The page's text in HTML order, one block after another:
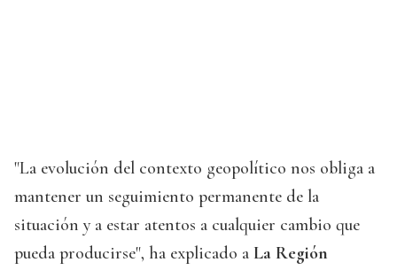
"La evolución del contexto geopolítico nos obliga a
mantener un seguimiento permanente de la
situación y a estar atentos a cualquier cambio que
pueda producirse", ha explicado a La Región